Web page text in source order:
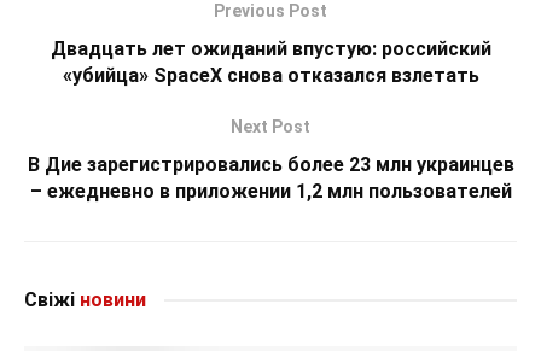
Previous Post
Двадцать лет ожиданий впустую: российский
«убийца» SpaceX снова отказался взлетать
Next Post
В Дие зарегистрировались более 23 млн украинцев
– ежедневно в приложении 1,2 млн пользователей
Свіжі новини